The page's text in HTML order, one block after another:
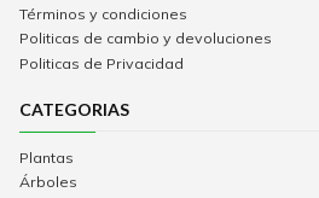
Términos y condiciones
Politicas de cambio y devoluciones
Politicas de Privacidad
CATEGORIAS
Plantas
Árboles